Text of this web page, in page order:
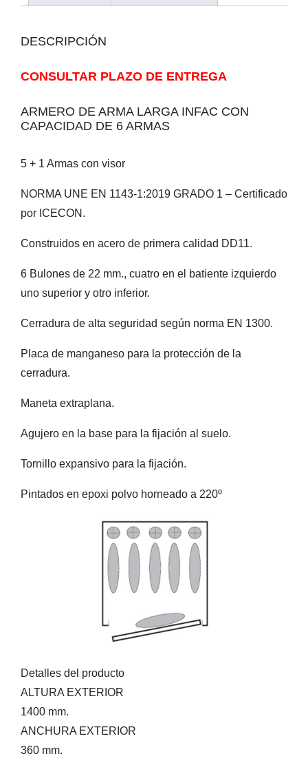
DESCRIPCIÓN
CONSULTAR PLAZO DE ENTREGA
ARMERO DE ARMA LARGA INFAC CON
CAPACIDAD DE 6 ARMAS
5 + 1 Armas con visor
NORMA UNE EN 1143-1:2019 GRADO 1 – Certificado
por ICECON.
Construidos en acero de primera calidad DD11.
6 Bulones de 22 mm., cuatro en el batiente izquierdo
uno superior y otro inferior.
Cerradura de alta seguridad según norma EN 1300.
Placa de manganeso para la protección de la
cerradura.
Maneta extraplana.
Agujero en la base para la fijación al suelo.
Tornillo expansivo para la fijación.
Pintados en epoxi polvo horneado a 220º
Detalles del producto
ALTURA EXTERIOR
1400 mm.
ANCHURA EXTERIOR
360 mm.